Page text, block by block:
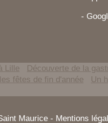
-
Lille Découverte de la
fêtes de fin d'année
Un
Maurice - Mentions